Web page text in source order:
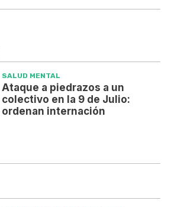
SALUD MENTAL
Ataque a piedrazos a un
colectivo en la 9 de Julio:
ordenan internación